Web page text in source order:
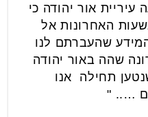
עיריית אור יהודה כי
האחרונות אל
שהעברתם לנו
שהה באור יהודה
תחילה אנו
….. "